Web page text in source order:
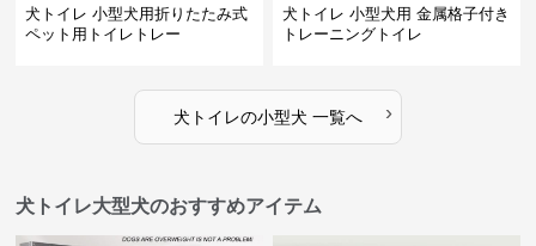
犬トイレ 小型犬用折りたたみ式
ペット用トイレトレー
犬トイレ 小型犬用 金属格子付き
トレーニングトイレ
犬トイレの小型犬 一覧へ ›
犬トイレ大型犬のおすすめアイテム